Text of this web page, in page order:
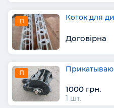
П Коток для
Договірна
П
1000 грн.
1 шт.